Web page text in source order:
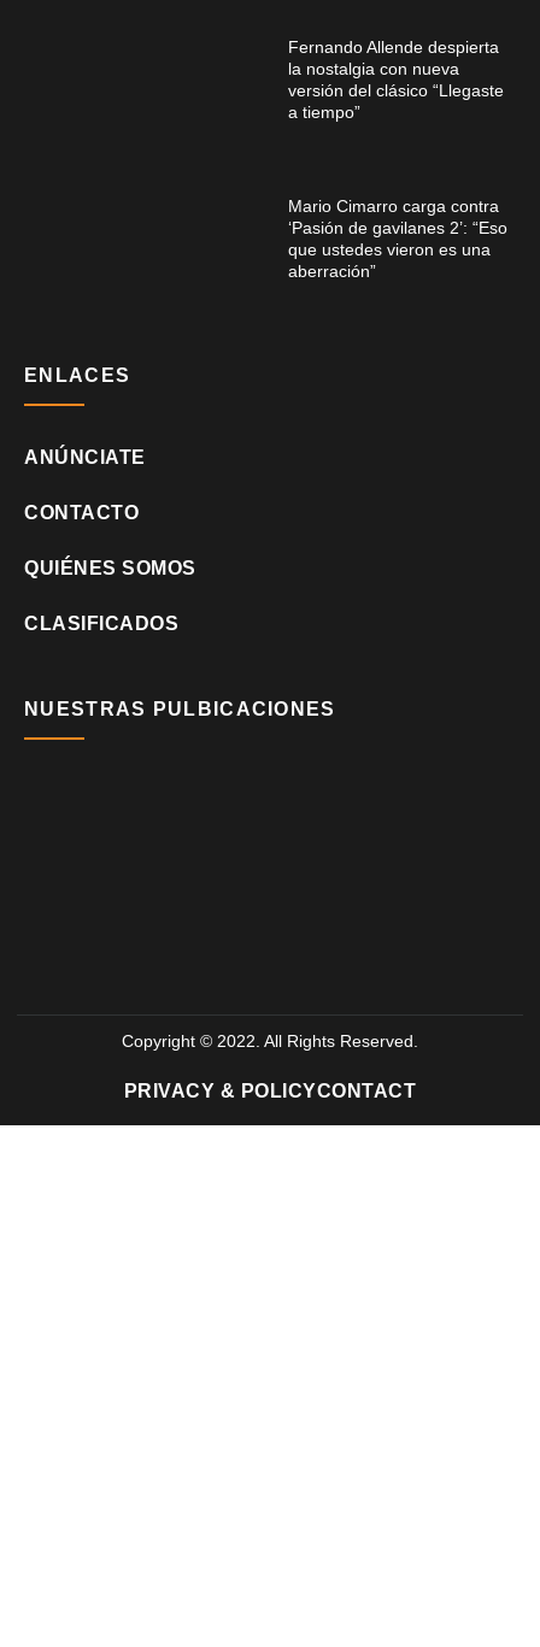
Fernando Allende despierta
la nostalgia con nueva
versión del clásico “Llegaste
a tiempo”
Mario Cimarro carga contra
‘Pasión de gavilanes 2’: “Eso
que ustedes vieron es una
aberración”
ENLACES
ANÚNCIATE
CONTACTO
QUIÉNES SOMOS
CLASIFICADOS
NUESTRAS PULBICACIONES
Copyright © 2022. All Rights Reserved.
PRIVACY & POLICYCONTACT